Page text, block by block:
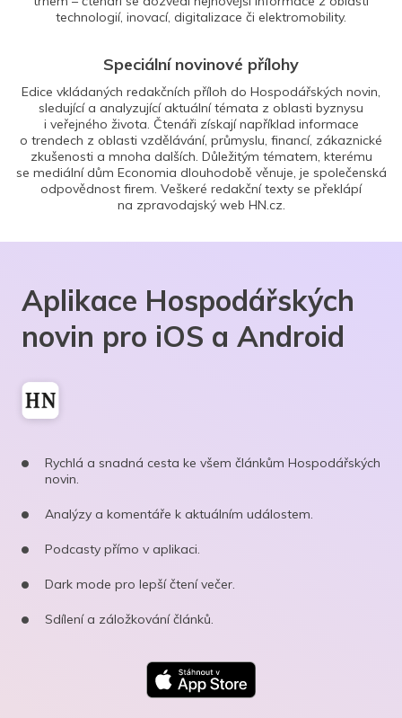
technologií, inovací, digitalizace či elektromobility.
Speciální novinové přílohy
Edice vkládaných redakčních příloh do Hospodářských novin,
sledující a analyzující aktuální témata z oblasti byznysu
i veřejného života. Čtenáři získají například informace
o trendech z oblasti vzdělávání, průmyslu, financí, zákaznické
zkušenosti a mnoha dalších. Důležitým tématem, kterému
se mediální dům Economia dlouhodobě věnuje, je společenská
odpovědnost firem. Veškeré redakční texty se překlápí
na zpravodajský web HN.cz.
Aplikace Hospodářských
novin pro iOS a Android
Rychlá a snadná cesta ke všem článkům Hospodářských
novin.
Analýzy a komentáře k aktuálním událostem.
Podcasty přímo v aplikaci.
Dark mode pro lepší čtení večer.
Sdílení a záložkování článků.